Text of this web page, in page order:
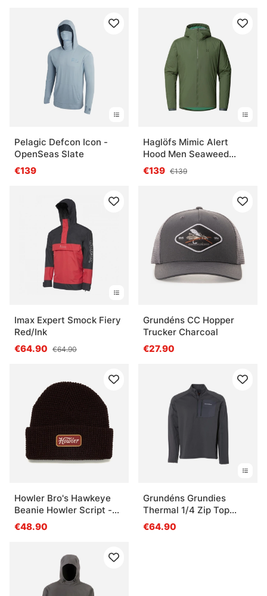
Pelagic Defcon Icon -
OpenSeas Slate
€139
Haglöfs Mimic Alert
Hood Men Seaweed
Green
€139 €139
Imax Expert Smock Fiery
Red/Ink
€64.90 €64.90
Grundéns CC Hopper
Trucker Charcoal
€27.90
Howler Bro's Hawkeye
Beanie Howler Script -
Dark Brown
€48.90
Grundéns Grundies
Thermal 1/4 Zip Top
Anchor
€64.90